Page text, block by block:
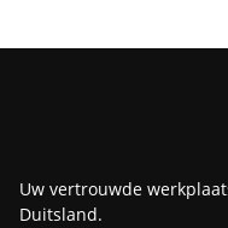
Uw vertrouwde
Duitsland.